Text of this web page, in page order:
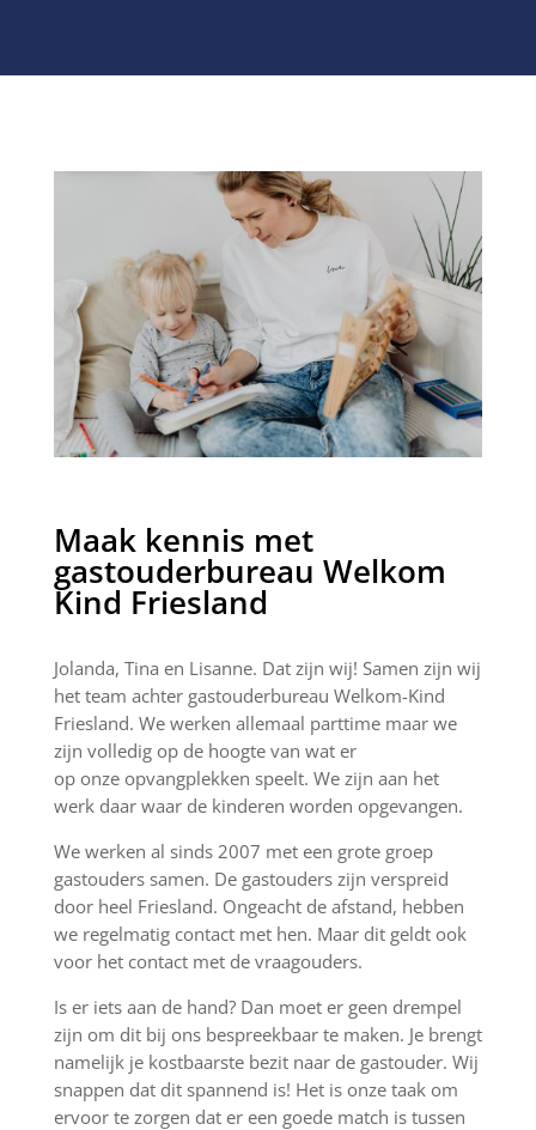
Maak kennis met
gastouderbureau Welkom
Kind Friesland
Jolanda, Tina en Lisanne. Dat zijn wij! Samen zijn wij
het team achter gastouderbureau Welkom-Kind
Friesland. We werken allemaal parttime maar we
zijn volledig op de hoogte van wat er
op onze opvangplekken speelt. We zijn aan het
werk daar waar de kinderen worden opgevangen.
We werken al sinds 2007 met een grote groep
gastouders samen. De gastouders zijn verspreid
door heel Friesland. Ongeacht de afstand, hebben
we regelmatig contact met hen. Maar dit geldt ook
voor het contact met de vraagouders.
Is er iets aan de hand? Dan moet er geen drempel
zijn om dit bij ons bespreekbaar te maken. Je brengt
namelijk je kostbaarste bezit naar de gastouder. Wij
snappen dat dit spannend is! Het is onze taak om
ervoor te zorgen dat er een goede match is tussen